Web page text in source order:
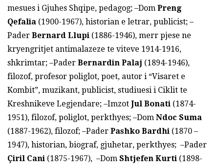
mesues i Gjuhes Shqipe, pedagog; –Dom Preng
Qefalia (1900-1967), historian e letrar, publicist; –
Pader Bernard Llupi (1886-1946), merr pjese ne
kryengritjet antimalazeze te viteve 1914-1916,
shkrimtar; –Pader Bernardin Palaj (1894-1946),
filozof, profesor poliglot, poet, autor i “Visaret e
Kombit”, muzikant, publicist, studiuesi i Ciklit te
Kreshnikeve Legjendare; –Imzot Jul Bonati (1874-
1951), filozof, poliglot, perkthyes; –Dom Ndoc Suma
(1887-1962), filozof; –Pader Pashko Bardhi (1870 –
1947), historian, biograf, gjuhetar, perkthyes; –Pader
Çiril Cani (1875-1967), –Dom Shtjefen Kurti (1898-